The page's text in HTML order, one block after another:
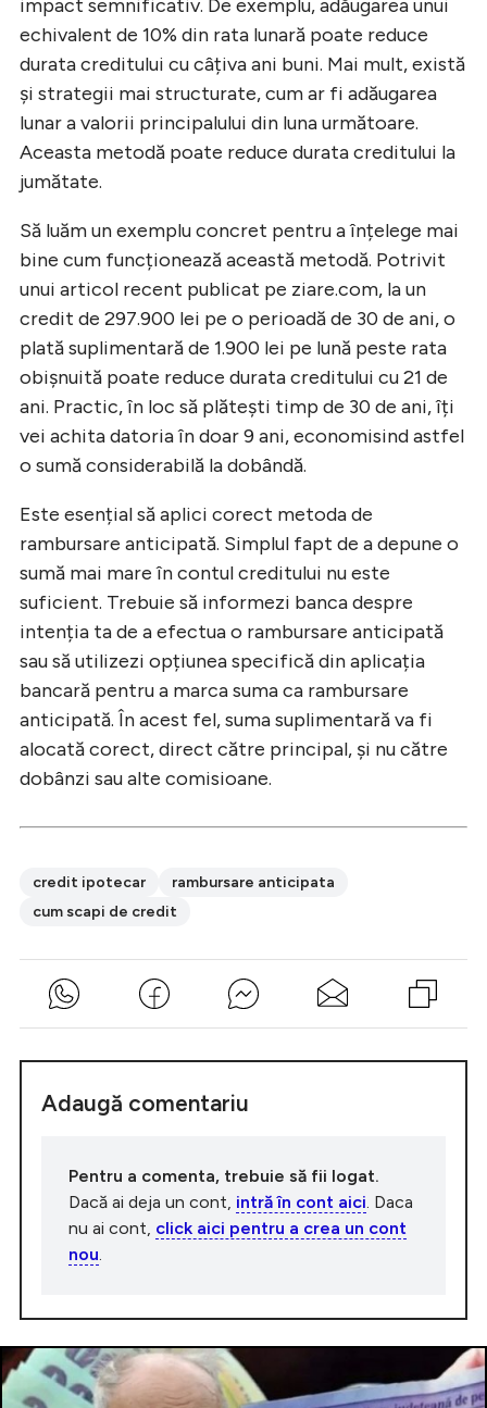
impact semnificativ. De exemplu, adăugarea unui
echivalent de 10% din rata lunară poate reduce
durata creditului cu câțiva ani buni. Mai mult, există
și strategii mai structurate, cum ar fi adăugarea
lunar a valorii principalului din luna următoare.
Aceasta metodă poate reduce durata creditului la
jumătate.
Să luăm un exemplu concret pentru a înțelege mai
bine cum funcționează această metodă. Potrivit
unui articol recent publicat pe ziare.com, la un
credit de 297.900 lei pe o perioadă de 30 de ani, o
plată suplimentară de 1.900 lei pe lună peste rata
obișnuită poate reduce durata creditului cu 21 de
ani. Practic, în loc să plătești timp de 30 de ani, îți
vei achita datoria în doar 9 ani, economisind astfel
o sumă considerabilă la dobândă.
Este esențial să aplici corect metoda de
rambursare anticipată. Simplul fapt de a depune o
sumă mai mare în contul creditului nu este
suficient. Trebuie să informezi banca despre
intenția ta de a efectua o rambursare anticipată
sau să utilizezi opțiunea specifică din aplicația
bancară pentru a marca suma ca rambursare
anticipată. În acest fel, suma suplimentară va fi
alocată corect, direct către principal, și nu către
dobânzi sau alte comisioane.
credit ipotecar
rambursare anticipata
cum scapi de credit
Adaugă comentariu
Pentru a comenta, trebuie să fii logat.
Dacă ai deja un cont, intră în cont aici . Daca
nu ai cont, click aici pentru a crea un cont
nou